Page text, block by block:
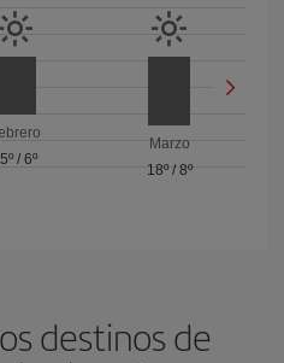
/ 6º
Marzo
18º/ 8º
destinos de